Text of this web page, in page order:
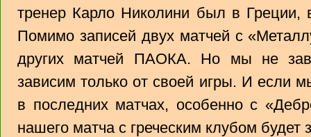
тренер Карло Николини был в
Помимо записей двух матчей с
других матчей ПАОКА. Но мы не
зависим только от своей игры. И если
в последних матчах, особенно с
нашего матча с греческим клубом будет